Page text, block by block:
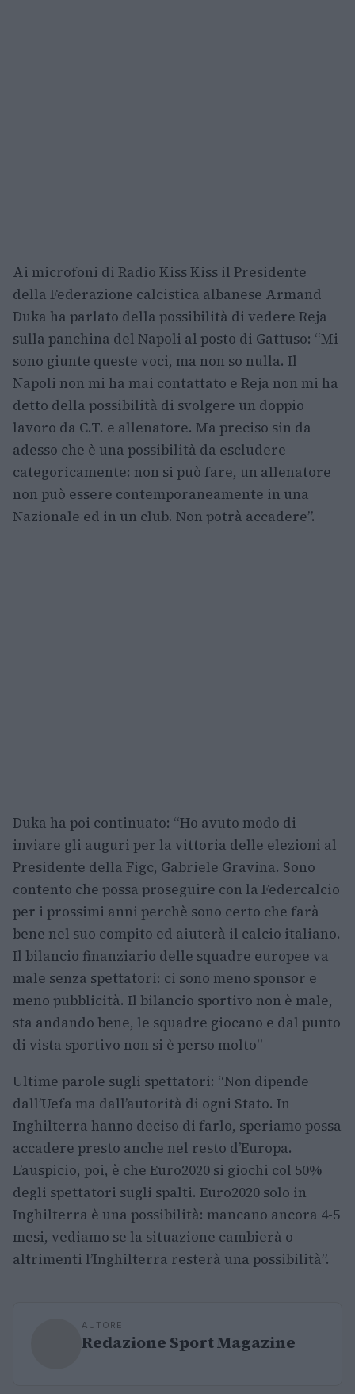
Ai microfoni di Radio Kiss Kiss il Presidente
della Federazione calcistica albanese Armand
Duka ha parlato della possibilità di vedere Reja
sulla panchina del Napoli al posto di Gattuso: “Mi
sono giunte queste voci, ma non so nulla. Il
Napoli non mi ha mai contattato e Reja non mi ha
detto della possibilità di svolgere un doppio
lavoro da C.T. e allenatore. Ma preciso sin da
adesso che è una possibilità da escludere
categoricamente: non si può fare, un allenatore
non può essere contemporaneamente in una
Nazionale ed in un club. Non potrà accadere”.
Duka ha poi continuato: “Ho avuto modo di
inviare gli auguri per la vittoria delle elezioni al
Presidente della Figc, Gabriele Gravina. Sono
contento che possa proseguire con la Federcalcio
per i prossimi anni perchè sono certo che farà
bene nel suo compito ed aiuterà il calcio italiano.
Il bilancio finanziario delle squadre europee va
male senza spettatori: ci sono meno sponsor e
meno pubblicità. Il bilancio sportivo non è male,
sta andando bene, le squadre giocano e dal punto
di vista sportivo non si è perso molto”
Ultime parole sugli spettatori: “Non dipende
dall’Uefa ma dall’autorità di ogni Stato. In
Inghilterra hanno deciso di farlo, speriamo possa
accadere presto anche nel resto d’Europa.
L’auspicio, poi, è che Euro2020 si giochi col 50%
degli spettatori sugli spalti. Euro2020 solo in
Inghilterra è una possibilità: mancano ancora 4-5
mesi, vediamo se la situazione cambierà o
altrimenti l’Inghilterra resterà una possibilità”.
AUTORE
Redazione Sport Magazine